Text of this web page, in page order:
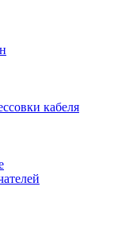
кабеля